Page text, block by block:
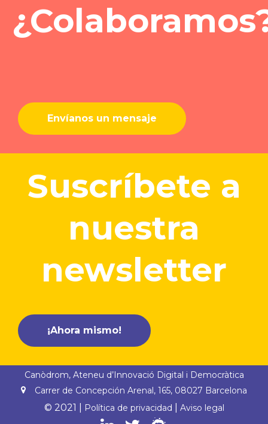
Envíanos un mensaje
Suscríbete a
nuestra
newsletter
¡Ahora mismo!
Canòdrom, Ateneu d’Innovació Digital i Democràtica
Carrer de Concepción Arenal, 165, 08027 Barcelona
© 2021 | Política de privacidad Aviso legal